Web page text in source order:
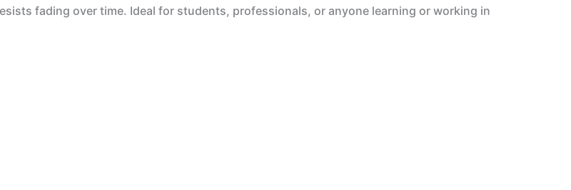
fading over time. Ideal for students, professionals, or anyone learning or working in